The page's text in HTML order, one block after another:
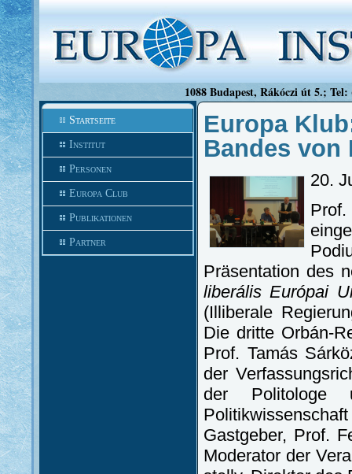
1088 Budapest, Rákóczi út 5.;
Startseite
Institut
Personen
Europa Club
Publikationen
Partner
Europa
Bandes von
20.
Präsentation des
liberális Európai
(Illiberale
Die dritte Orbán-
Prof. Tamás
der
der Politologe
Gastgeber, Prof.
Moderator der